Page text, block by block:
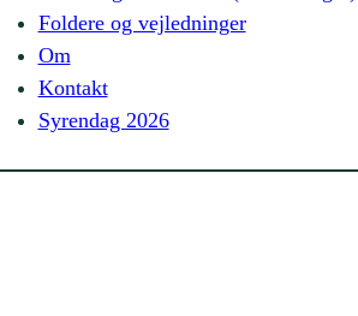
Foldere og vejledninger
Om
Kontakt
Syrendag 2026